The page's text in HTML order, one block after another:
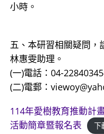
小時。
五、本研習相關疑問，
林惠雯助理。
(一)電話：04-
(二)電郵：
114年愛樹教育推動計
活動簡章暨報名表
下